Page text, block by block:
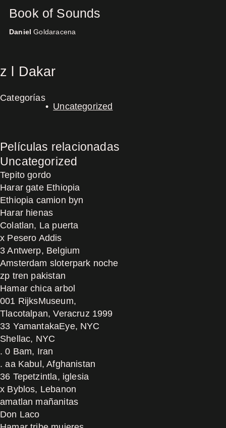
Book of Sounds
Daniel Goldaracena
z l Dakar
Categorías
Uncategorized
Películas relacionadas
Uncategorized
Tepito gordo
Harar gate Ethiopia
Ethiopia camion byn
Harar hienas
Colatlan, La puerta
x Pesero Addis
3 Antwerp, Belgium
Amsterdam sloterpark noche
zp tren pakistan
Hamar chica arbol
001 RijksMuseum,
Tlacotalpan, Veracruz 1999
33 YamantakaEye, NYC
Shellac, NYC
. 0 Bam, Iran
. aa Kabul, Afghanistan
36 Tepetzintla, iglesia
x Byblos, Lebanon
amatlan mañanitas
Don Laco